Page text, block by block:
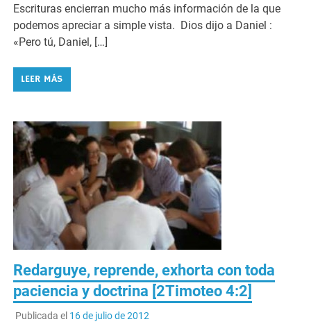
Escrituras encierran mucho más información de la que
podemos apreciar a simple vista. Dios dijo a Daniel :
«Pero tú, Daniel, […]
LEER MÁS
Redarguye, reprende, exhorta con toda
paciencia y doctrina [2Timoteo 4:2]
Publicada el 16 de julio de 2012